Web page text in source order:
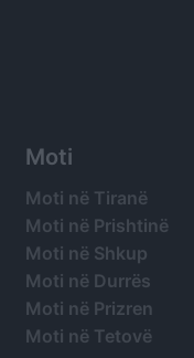
Moti
Moti në Tiranë
Moti në Prishtinë
Moti në Shkup
Moti në Durrës
Moti në Prizren
Moti në Tetovë